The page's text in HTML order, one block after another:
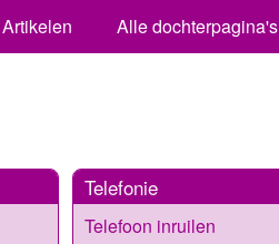
Artikelen Alle dochterpagina's
Telefonie
Telefoon inruilen